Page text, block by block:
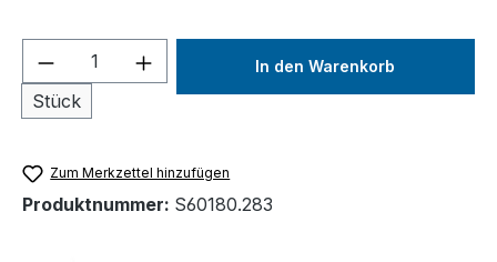
Produkt Anzahl: Gib den
Stück
In den Warenkorb
Zum Merkzettel hinzufügen
Produktnummer: S60180.283